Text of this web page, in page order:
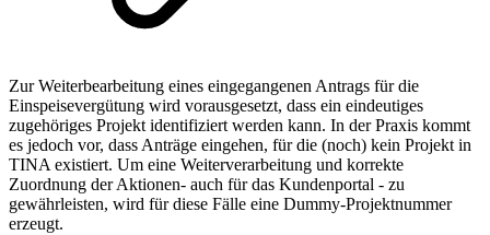
Zur Weiterbearbeitung eines eingegangenen Antrags für die
Einspeisevergütung wird vorausgesetzt, dass ein eindeutiges
zugehöriges Projekt identifiziert werden kann. In der Praxis kommt
es jedoch vor, dass Anträge eingehen, für die (noch) kein Projekt in
TINA existiert. Um eine Weiterverarbeitung und korrekte
Zuordnung der Aktionen- auch für das Kundenportal - zu
gewährleisten, wird für diese Fälle eine Dummy-Projektnummer
erzeugt.